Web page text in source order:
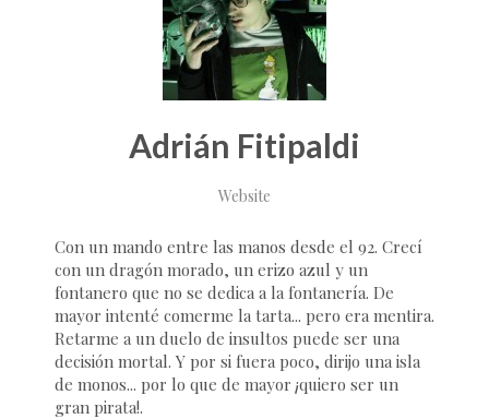
Adrián Fitipaldi
Website
Con un mando entre las manos desde el 92. Crecí
con un dragón morado, un erizo azul y un
fontanero que no se dedica a la fontanería. De
mayor intenté comerme la tarta... pero era mentira.
Retarme a un duelo de insultos puede ser una
decisión mortal. Y por si fuera poco, dirijo una isla
de monos... por lo que de mayor ¡quiero ser un
gran pirata!.